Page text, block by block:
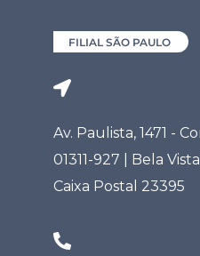
FILIAL SÃO PAULO
Av. Paulista, 1471 -
01311-927 | Bela
Caixa Postal 23395